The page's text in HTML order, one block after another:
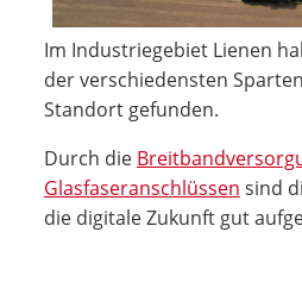
Im Industriegebiet Lienen
der verschiedensten
Standort gefunden.
Durch die
Glasfaseranschlüssen sind
die digitale Zukunft gut